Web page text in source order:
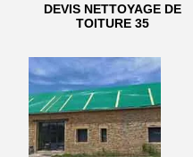
DEVIS NETTOYAGE DE
TOITURE 35